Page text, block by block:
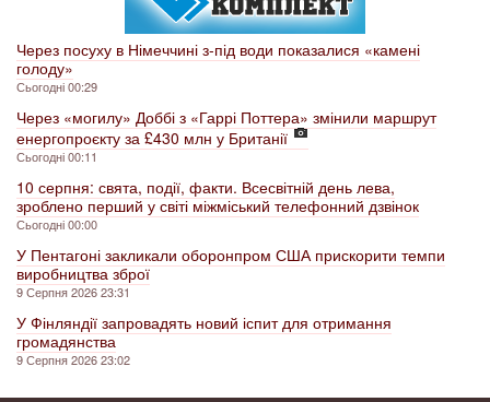
Через посуху в Німеччині з-під води показалися «камені
голоду»
Сьогодні 00:29
Через «могилу» Доббі з «Гаррі Поттера» змінили маршрут
енергопроєкту за £430 млн у Британії
Сьогодні 00:11
10 серпня: свята, події, факти. Всесвітній день лева,
зроблено перший у світі міжміський телефонний дзвінок
Сьогодні 00:00
У Пентагоні закликали оборонпром США прискорити темпи
виробництва зброї
9 Серпня 2026 23:31
У Фінляндії запровадять новий іспит для отримання
громадянства
9 Серпня 2026 23:02